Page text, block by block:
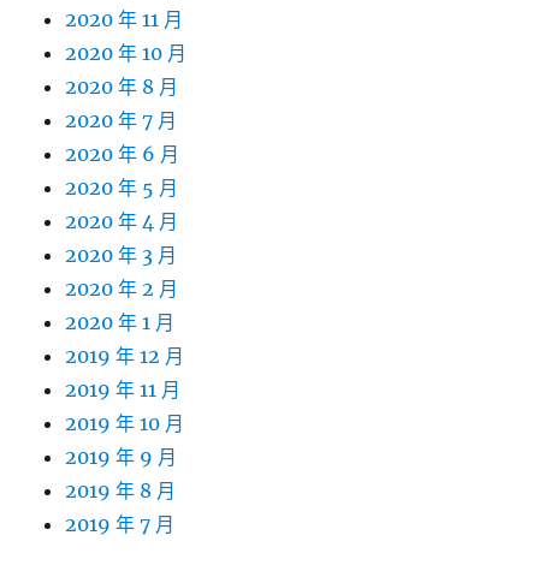
2020 年 11 月
2020 年 10 月
2020 年 8 月
2020 年 7 月
2020 年 6 月
2020 年 5 月
2020 年 4 月
2020 年 3 月
2020 年 2 月
2020 年 1 月
2019 年 12 月
2019 年 11 月
2019 年 10 月
2019 年 9 月
2019 年 8 月
2019 年 7 月